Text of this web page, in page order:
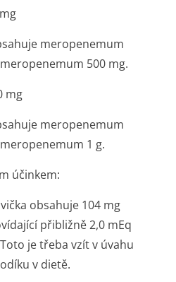
meropenemum
500 mg.
mg
meropenemum
1 g.
účinkem:
obsahuje 104 mg
přibližně 2,0 mEq
je třeba vzít v úvahu
v dietě.